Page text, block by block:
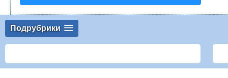
Подрубрики